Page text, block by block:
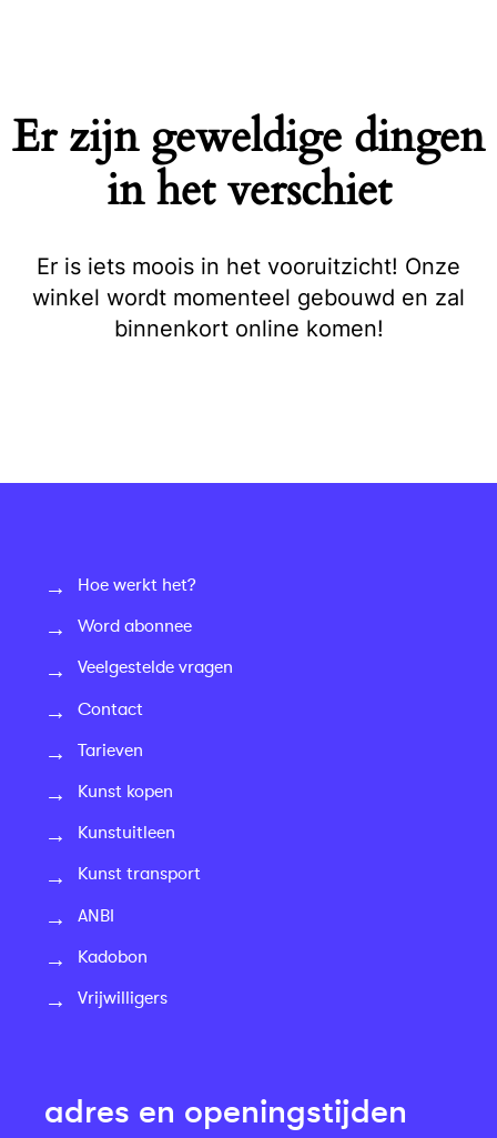
Er zijn geweldige dingen
in het verschiet
Er is iets moois in het vooruitzicht! Onze
winkel wordt momenteel gebouwd en zal
binnenkort online komen!
Hoe werkt het?
Word abonnee
Veelgestelde vragen
Contact
Tarieven
Kunst kopen
Kunstuitleen
Kunst transport
ANBI
Kadobon
Vrijwilligers
adres en openingstijden